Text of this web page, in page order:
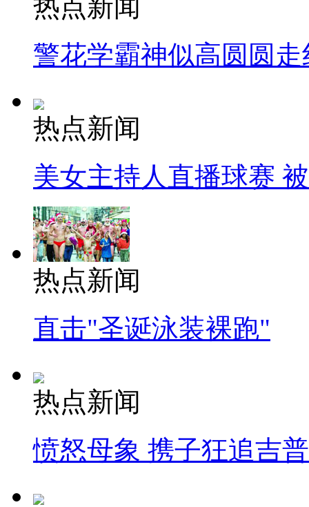
热点新闻
警花学霸神似高圆圆走
热点新闻
美女主持人直播球赛
热点新闻
直击"圣诞泳装裸跑"
热点新闻
愤怒母象 携子狂追吉